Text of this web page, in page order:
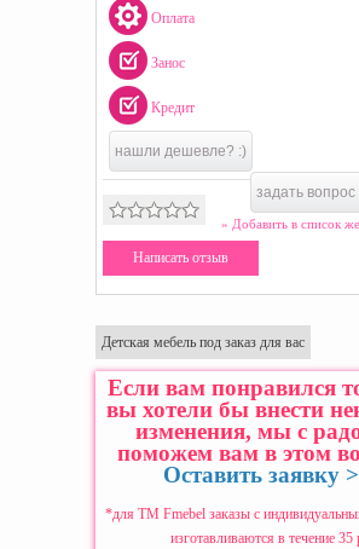
Оплата
Занос
Кредит
нашли дешевле? :)
задать
» Добавить в список
Написать отзыв
Детская мебель под заказ для вас
Если вам понравился
вы хотели бы внести
изменения, мы с
поможем вам в этом
Оставить заявку
*для ТМ Fmebel заказы с
изготавливаются в течение 35